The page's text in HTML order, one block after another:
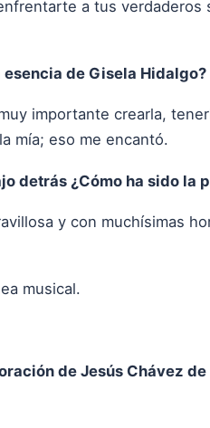
a tus
esencia de Gisela Hidalgo?
importante crearla,
mía; eso me encantó.
detrás ¿Cómo ha sido la
y con muchísimas
musical.
de Jesús Chávez